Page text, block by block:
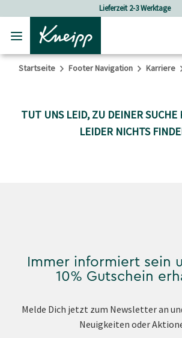
Lieferzeit 2-3 Werktage
Startseite Footer Navigation Karriere
TUT UNS LEID, ZU DEINER
LEIDER NICHTS
Immer informiert sein
10% Gutschein
Melde Dich jetzt zum Newsletter an
Neuigkeiten oder